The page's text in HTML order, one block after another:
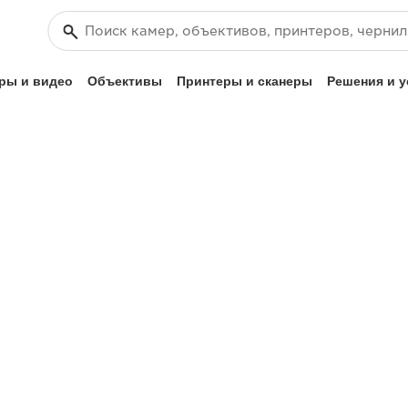
и видео Объективы Принтеры и сканеры Решения и